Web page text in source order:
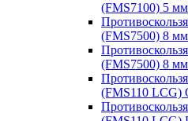
(FMS7100) 5
(FMS7500) 8
(FMS7500) 8
(FMS110